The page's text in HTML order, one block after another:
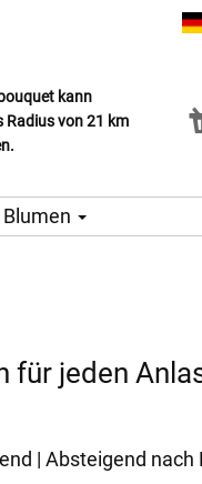
kann
Radius von 21 km
für jeden
| Absteigend nach